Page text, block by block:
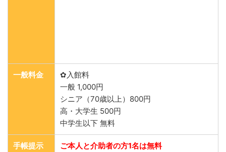
一般料金
✿入館料
一般 1,000円
シニア（70歳以上）800円
高・大学生 500円
中学生以下 無料
手帳提示
ご本人と介助者の方1名は無料